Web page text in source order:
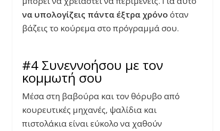
να υπολογίζεις πάντα έξτρα χρόνο όταν
βάζεις το κούρεμα στο πρόγραμμά σου.
#4 Συνεννοήσου με τον
κομμωτή σου
Μέσα στη βαβούρα και τον θόρυβο από
κουρευτικές μηχανές, ψαλίδια και
πιστολάκια είναι εύκολο να χαθούν